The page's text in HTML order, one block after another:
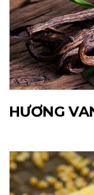
HƯƠNG